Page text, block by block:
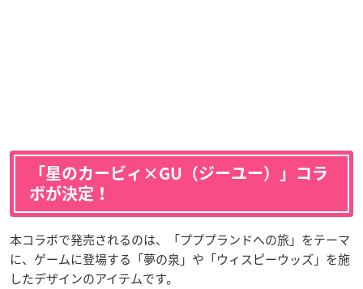
「星のカービィ×GU（ジーユー）」コラ
ボが決定！
本コラボで発売されるのは、「プププランドへの旅」をテーマ
に、ゲームに登場する「夢の泉」や「ウィスピーウッズ」を施
したデザインのアイテムです。